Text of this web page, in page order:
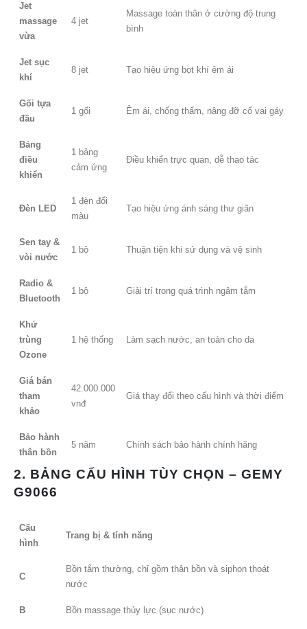
Jet
massage
vừa
4 jet
Massage toàn thân ở cường độ trung
bình
Jet sục
khí
8 jet Tạo hiệu ứng bọt khí êm ái
Gối tựa
đầu
1 gối Êm ái, chống thấm, nâng đỡ cổ vai gáy
Bảng
điều
khiển
1 bảng
cảm ứng
Điều khiển trực quan, dễ thao tác
Đèn LED
1 đèn đổi
màu
Tạo hiệu ứng ánh sáng thư giãn
Sen tay &
vòi nước
1 bộ Thuận tiện khi sử dụng và vệ sinh
Radio &
Bluetooth
1 bộ Giải trí trong quá trình ngâm tắm
Khử
trùng
Ozone
1 hệ thống Làm sạch nước, an toàn cho da
Giá bán
tham
khảo
42.000.000
vnđ
Giá thay đổi theo cấu hình và thời điểm
Bảo hành
thân bồn
5 năm Chính sách bảo hành chính hãng
2. BẢNG CẤU HÌNH TÙY CHỌN – GEMY
G9066
Cấu
hình
Trang bị & tính năng
C
Bồn tắm thường, chỉ gồm thân bồn và siphon thoát
nước
B Bồn massage thủy lực (sục nước)